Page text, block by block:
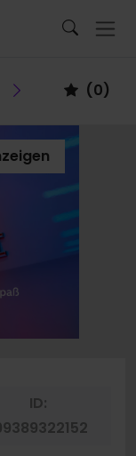
Vorheriges
(0)
ID: